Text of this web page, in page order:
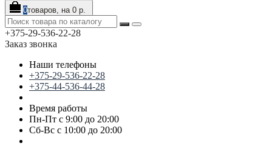
0товаров, на 0 р.
+375-29-536-22-28
Заказ звонка
Наши телефоны
+375-29-536-22-28
+375-44-536-44-28
Время работы
Пн-Пт с 9:00 до 20:00
Сб-Вс с 10:00 до 20:00